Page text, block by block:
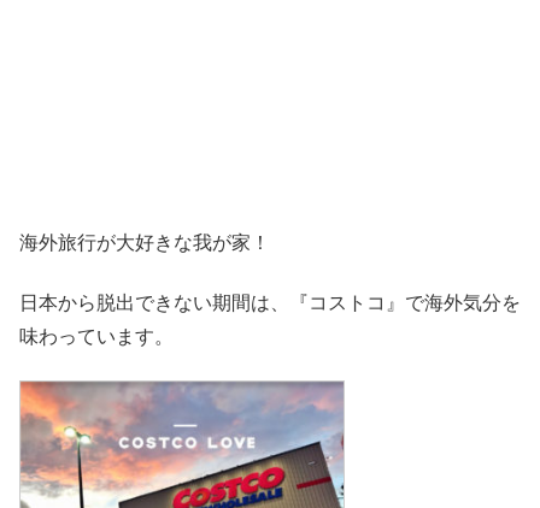
海外旅行が大好きな我が家！
日本から脱出できない期間は、『コストコ』 で海外気分を
味わっています。